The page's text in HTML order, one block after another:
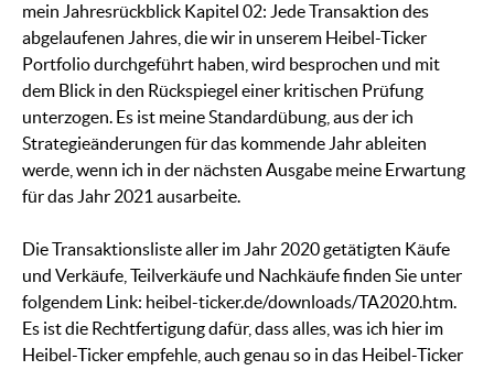
mein Jahresrückblick Kapitel 02: Jede Transaktion des
abgelaufenen Jahres, die wir in unserem Heibel-Ticker
Portfolio durchgeführt haben, wird besprochen und mit
dem Blick in den Rückspiegel einer kritischen Prüfung
unterzogen. Es ist meine Standardübung, aus der ich
Strategieänderungen für das kommende Jahr ableiten
werde, wenn ich in der nächsten Ausgabe meine Erwartung
für das Jahr 2021 ausarbeite.
Die Transaktionsliste aller im Jahr 2020 getätigten Käufe
und Verkäufe, Teilverkäufe und Nachkäufe finden Sie unter
folgendem Link: heibel-ticker.de/downloads/TA2020.htm.
Es ist die Rechtfertigung dafür, dass alles, was ich hier im
Heibel-Ticker empfehle, auch genau so in das Heibel-Ticker